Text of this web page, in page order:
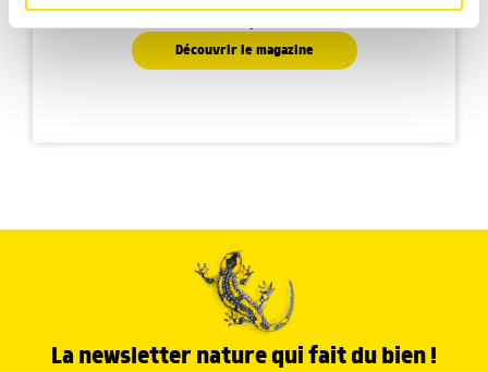
médias sociaux et d'analyser notre trafic. Nous
notre site avec nos partenaires de médias sociaux, de
publicité et d'analyse, qui peuvent combiner celles-ci
Découvrir le magazine
La newsletter nature qui fait du bien !